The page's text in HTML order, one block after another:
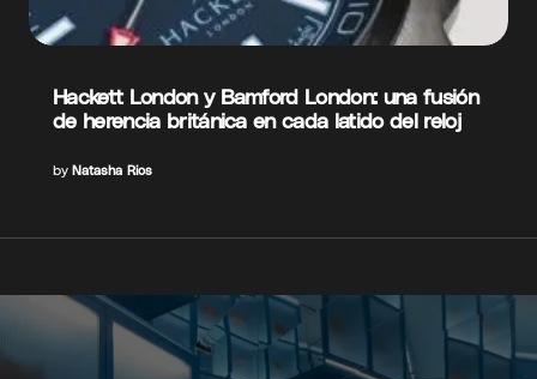
Hackett London y Bamford London: una fusión
de herencia británica en cada latido del reloj
by Natasha Rios